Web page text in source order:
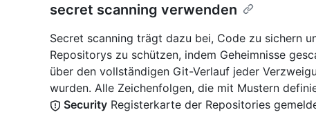
secret scanning verwenden
Secret scanning trägt dazu bei, Code zu sichern
Repositorys zu schützen, indem Geheimnisse
über den vollständigen Git-Verlauf jeder
wurden. Alle Zeichenfolgen, die mit Mustern
Security Registerkarte der Repositories